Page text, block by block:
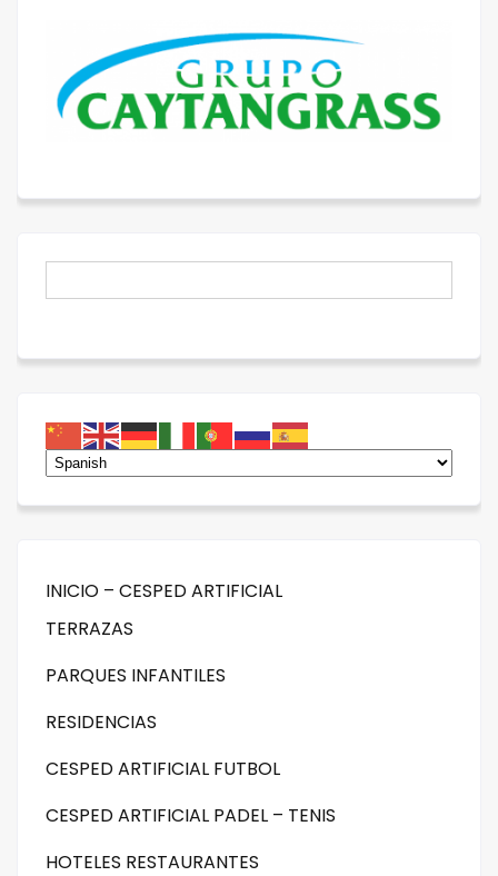
INICIO – CESPED ARTIFICIAL
TERRAZAS
PARQUES INFANTILES
RESIDENCIAS
CESPED ARTIFICIAL FUTBOL
CESPED ARTIFICIAL PADEL – TENIS
HOTELES RESTAURANTES